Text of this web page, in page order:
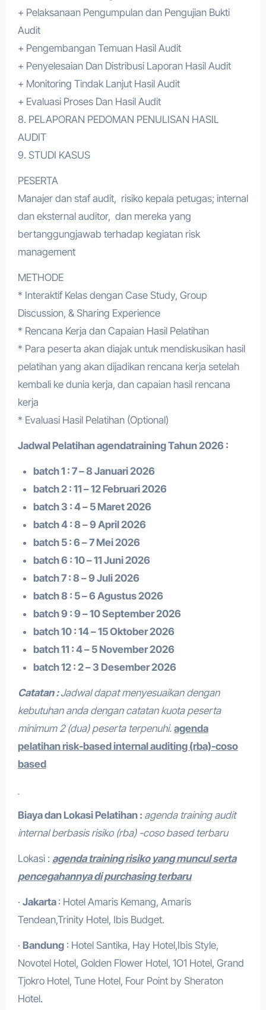
+ Pelaksanaan Pengumpulan dan Pengujian Bukti
Audit
+ Pengembangan Temuan Hasil Audit
+ Penyelesaian Dan Distribusi Laporan Hasil Audit
+ Monitoring Tindak Lanjut Hasil Audit
+ Evaluasi Proses Dan Hasil Audit
8. PELAPORAN PEDOMAN PENULISAN HASIL
AUDIT
9. STUDI KASUS
PESERTA
Manajer dan staf audit, risiko kepala petugas; internal
dan eksternal auditor, dan mereka yang
bertanggungjawab terhadap kegiatan risk
management
METHODE
* Interaktif Kelas dengan Case Study, Group
Discussion, & Sharing Experience
* Rencana Kerja dan Capaian Hasil Pelatihan
* Para peserta akan diajak untuk mendiskusikan hasil
pelatihan yang akan dijadikan rencana kerja setelah
kembali ke dunia kerja, dan capaian hasil rencana
kerja
* Evaluasi Hasil Pelatihan (Optional)
Jadwal Pelatihan agendatrainingTahun 2026 :
batch 1 : 7 – 8 Januari 2026
batch 2 : 11 – 12 Februari 2026
batch 3 : 4 – 5 Maret 2026
batch 4 : 8 – 9 April 2026
batch 5 : 6 – 7 Mei 2026
batch 6 : 10 – 11 Juni 2026
batch 7 : 8 – 9 Juli 2026
batch 8 : 5 – 6 Agustus 2026
batch 9 : 9 – 10 September 2026
batch 10 : 14 – 15 Oktober 2026
batch 11 : 4 – 5 November 2026
batch 12 : 2 – 3 Desember 2026
Catatan :Jadwal dapat menyesuaikan dengan
kebutuhan anda dengan catatan kuota peserta
minimum 2 (dua) peserta terpenuhi. agenda
pelatihan risk-based internal auditing (rba)-coso
based
Biaya dan Lokasi Pelatihan : agenda training audit
internal berbasis risiko (rba) -coso based terbaru
Lokasi : agenda training risiko yang muncul serta
pencegahannya di purchasing terbaru
· Jakarta : Hotel Amaris Kemang, Amaris
Tendean,Trinity Hotel, Ibis Budget.
· Bandung: Hotel Santika, Hay Hotel,Ibis Style,
Novotel Hotel, Golden Flower Hotel, 1O1 Hotel, Grand
Tjokro Hotel, Tune Hotel, Four Point by Sheraton
Hotel.